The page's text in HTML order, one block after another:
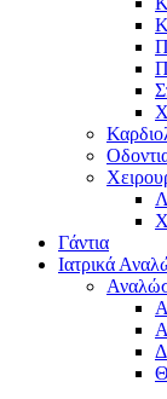
Γάντια
Ιατρικά